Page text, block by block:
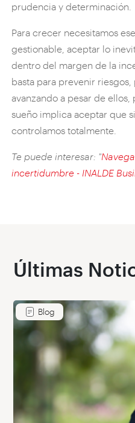
prudencia y determinación.
Para crecer necesitamos
gestionable, aceptar lo
dentro del margen de la
basta para prevenir
avanzando a pesar de
sueño implica aceptar que
controlamos totalmente.
Te puede interesar: "
incertidumbre - INALDE
Últimas
Blog